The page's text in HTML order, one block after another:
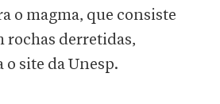
o magma, que consiste
rochas derretidas,
site da Unesp.